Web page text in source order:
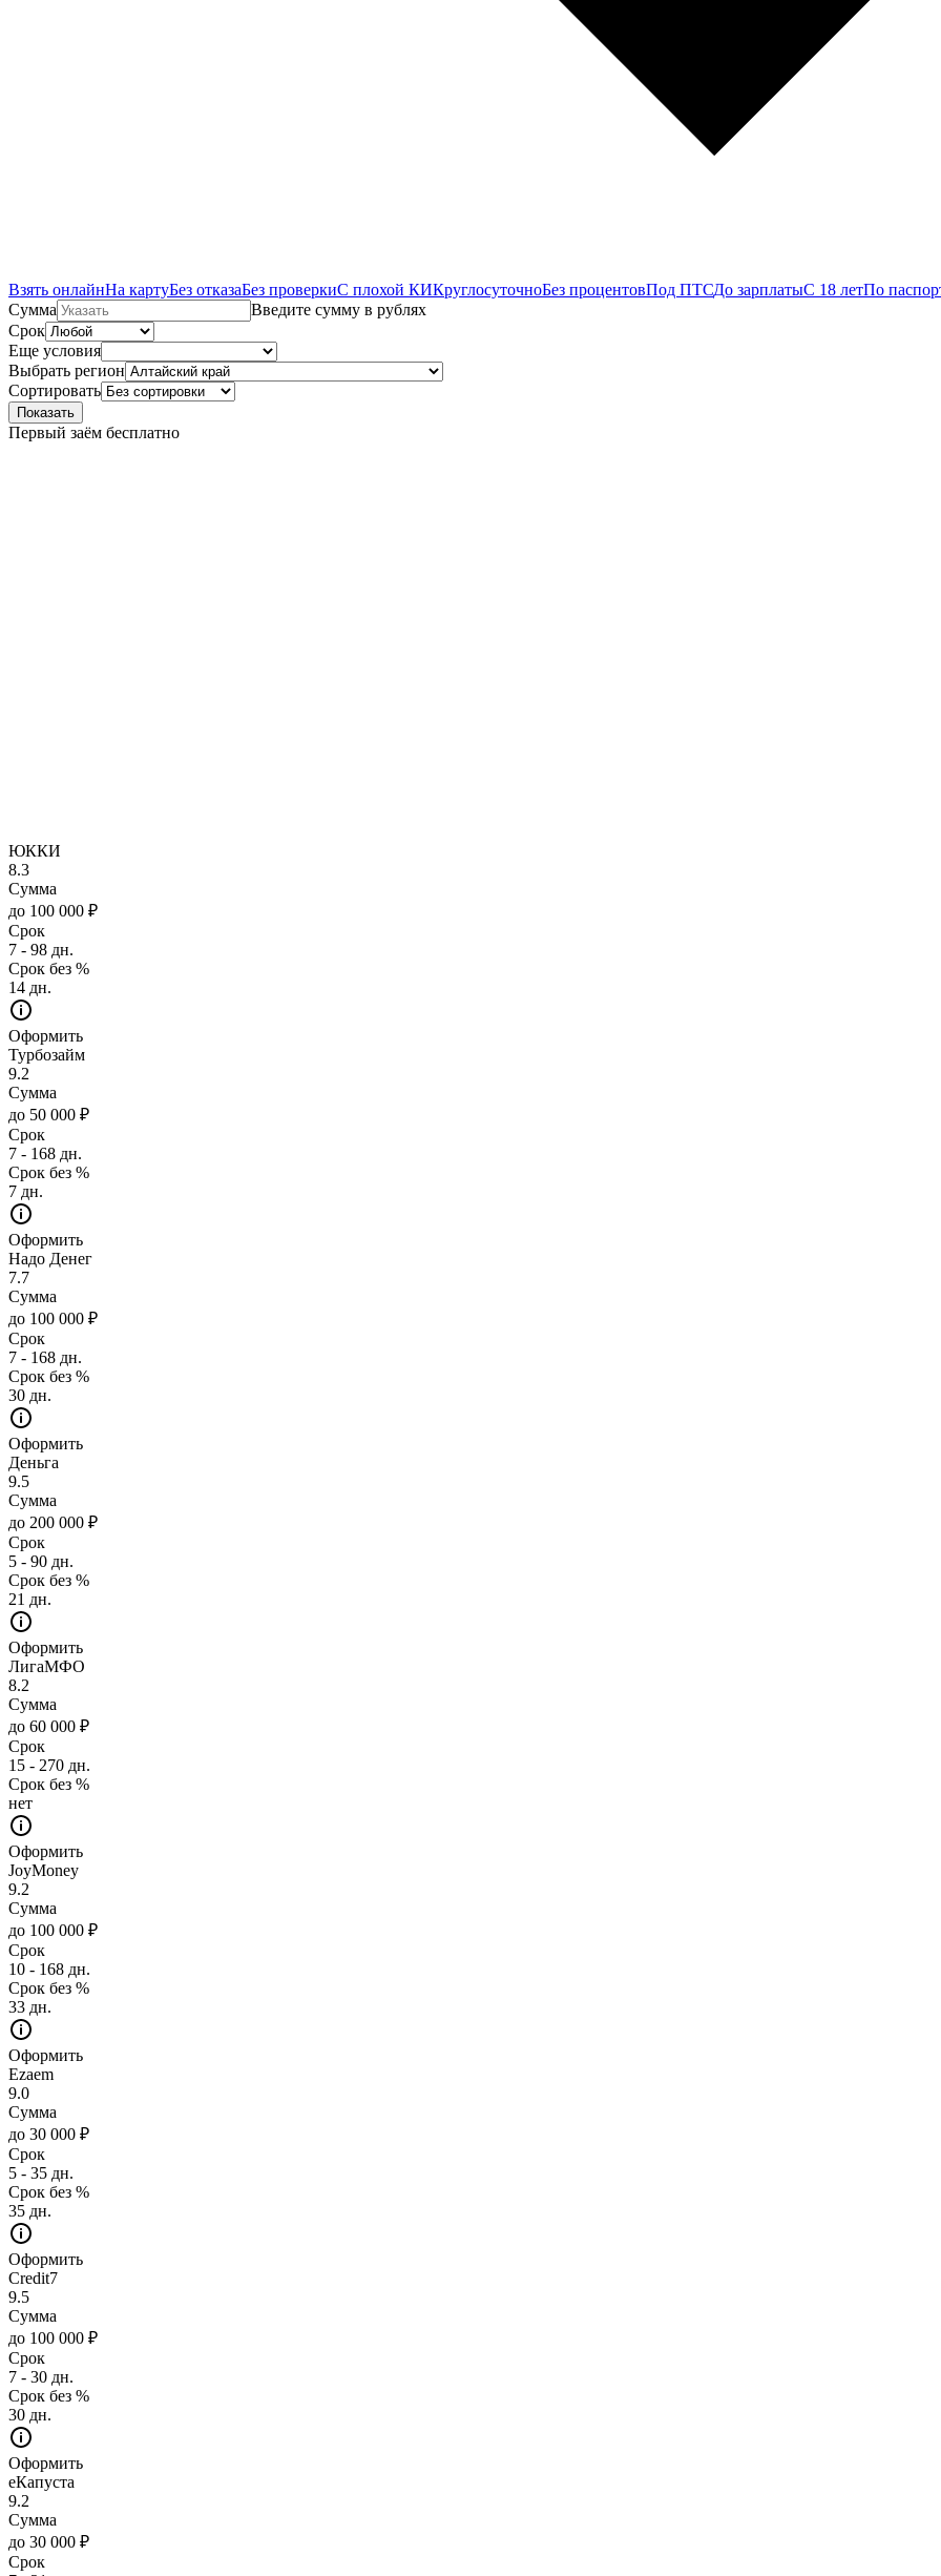
Взять онлайнНа картуБез отказаБез проверкиС плохой КИКруглосуточноБез процентовПод ПТСДо зарплатыС 18 летПо
Сумма
Введите сумму в рублях
Срок
Еще условия
Выбрать регион
Сортировать
Показать
Первый заём бесплатно
ЮККИ
8.3
Сумма
до 100 000 ₽
Срок
7 - 98 дн.
Срок без %
14 дн.
Оформить
Турбозайм
9.2
Сумма
до 50 000 ₽
Срок
7 - 168 дн.
Срок без %
7 дн.
Оформить
Надо Денег
7.7
Сумма
до 100 000 ₽
Срок
7 - 168 дн.
Срок без %
30 дн.
Оформить
Деньга
9.5
Сумма
до 200 000 ₽
Срок
5 - 90 дн.
Срок без %
21 дн.
Оформить
ЛигаМФО
8.2
Сумма
до 60 000 ₽
Срок
15 - 270 дн.
Срок без %
нет
Оформить
JoyMoney
9.2
Сумма
до 100 000 ₽
Срок
10 - 168 дн.
Срок без %
33 дн.
Оформить
Ezaem
9.0
Сумма
до 30 000 ₽
Срок
5 - 35 дн.
Срок без %
35 дн.
Оформить
Credit7
9.5
Сумма
до 100 000 ₽
Срок
7 - 30 дн.
Срок без %
30 дн.
Оформить
еКапуста
9.2
Сумма
до 30 000 ₽
Срок